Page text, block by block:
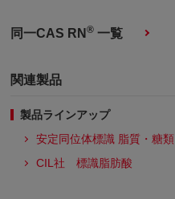
同一CAS RN® 一覧
関連製品
製品ラインアップ
安定同位体標識 脂質・糖類
CIL社 標識脂肪酸